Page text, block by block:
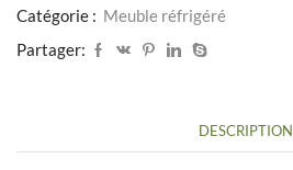
|
|
260L
Catégorie : Meuble réfrigéré
Partager:
DESCRIPTION